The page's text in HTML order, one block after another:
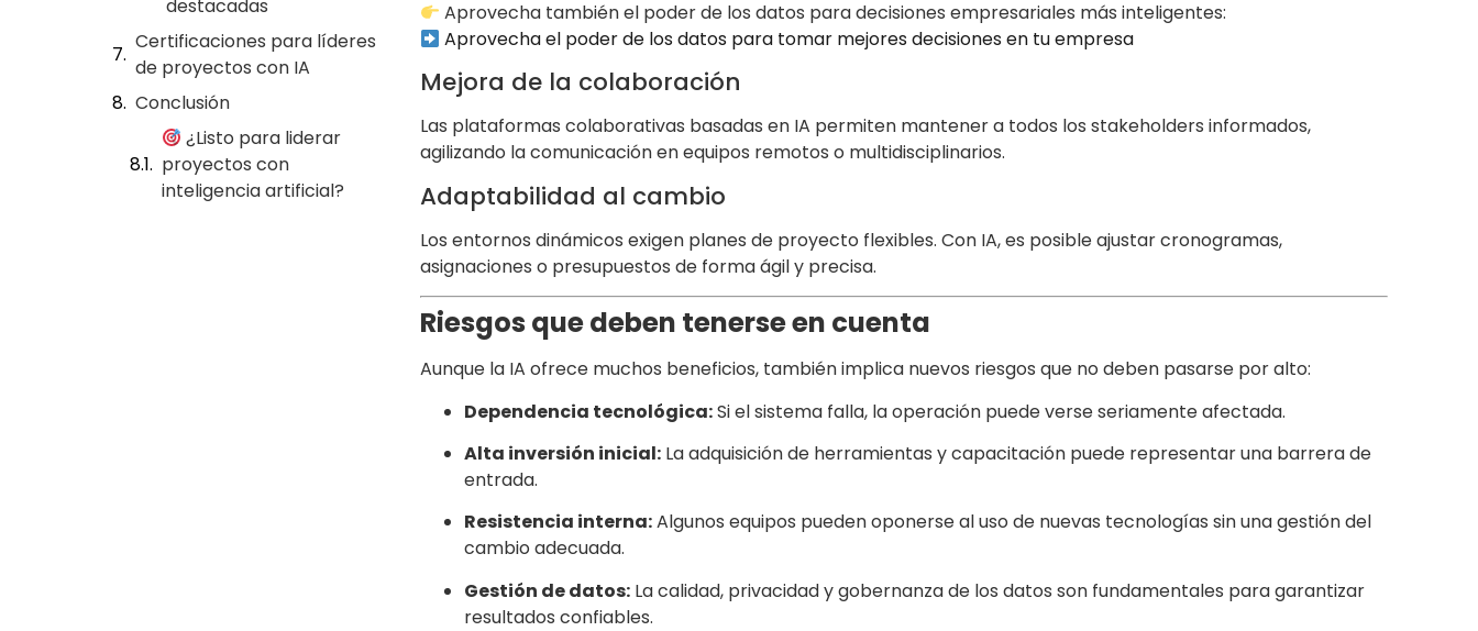
destacadas
Certificaciones para líderes
de proyectos con IA
Conclusión
¿Listo para liderar
proyectos con
inteligencia artificial?
Aprovecha también el poder de los datos para decisiones empresariales más inteligentes:
Aprovecha el poder de los datos para tomar mejores decisiones en tu empresa
Mejora de la colaboración
Las plataformas colaborativas basadas en IA permiten mantener a todos los stakeholders informados,
agilizando la comunicación en equipos remotos o multidisciplinarios.
Adaptabilidad al cambio
Los entornos dinámicos exigen planes de proyecto flexibles. Con IA, es posible ajustar cronogramas,
asignaciones o presupuestos de forma ágil y precisa.
Riesgos que deben tenerse en cuenta
Aunque la IA ofrece muchos beneficios, también implica nuevos riesgos que no deben pasarse por alto:
Dependencia tecnológica:Si el sistema falla, la operación puede verse seriamente afectada.
Alta inversión inicial: La adquisición de herramientas y capacitación puede representar una barrera de
entrada.
Resistencia interna:Algunos equipos pueden oponerse al uso de nuevas tecnologías sin una gestión del
cambio adecuada.
Gestión de datos: La calidad, privacidad y gobernanza de los datos son fundamentales para garantizar
resultados confiables.